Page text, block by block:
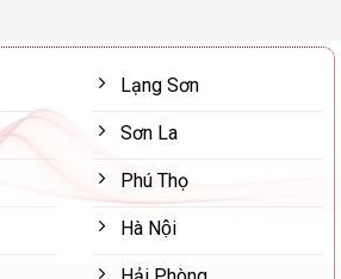
Lạng Sơn
Sơn La
Phú Thọ
Hà Nội